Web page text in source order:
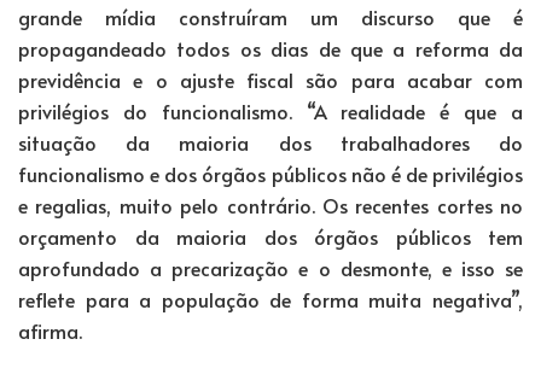
grande mídia construíram um discurso que é
propagandeado todos os dias de que a reforma da
previdência e o ajuste fiscal são para acabar com
privilégios do funcionalismo. “A realidade é que a
situação da maioria dos trabalhadores do
funcionalismo e dos órgãos públicos não é de privilégios
e regalias, muito pelo contrário. Os recentes cortes no
orçamento da maioria dos órgãos públicos tem
aprofundado a precarização e o desmonte, e isso se
reflete para a população de forma muita negativa”,
afirma.